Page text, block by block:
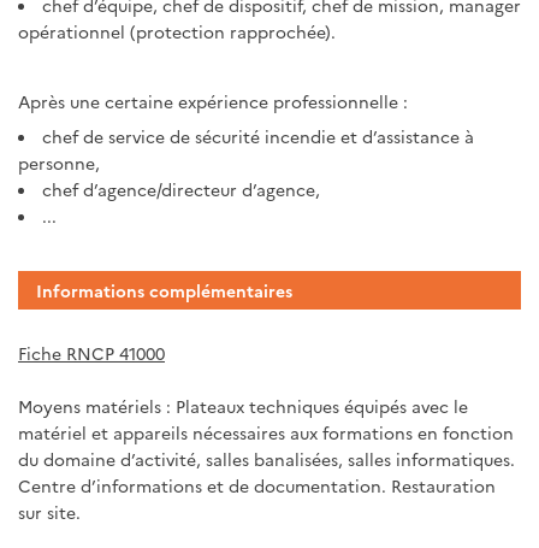
opérationnel (protection rapprochée).
Après une certaine expérience professionnelle :
chef de service de sécurité incendie et d’assistance à
personne,
chef d’agence/directeur d’agence,
...
Informations complémentaires
Fiche RNCP 41000
Moyens matériels : Plateaux techniques équipés avec le
matériel et appareils nécessaires aux formations en fonction
du domaine d’activité, salles banalisées, salles informatiques.
Centre d’informations et de documentation. Restauration
sur site.